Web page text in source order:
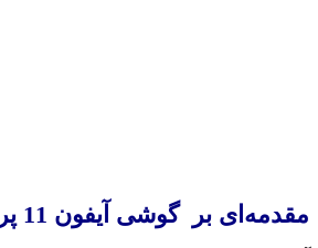
مقدمه‌ای بر گوشی آیفون 11 پرو مکس